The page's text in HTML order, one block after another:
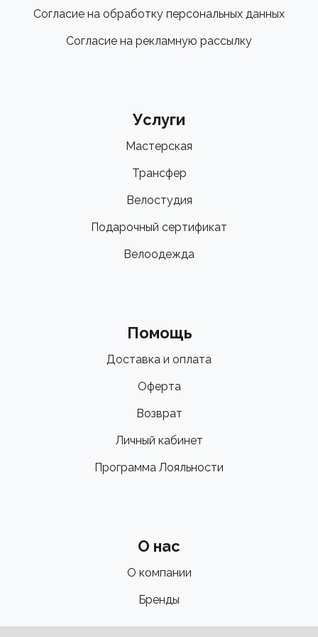
Согласие на обработку персональных данных
Согласие на рекламную рассылку
Услуги
Мастерская
Трансфер
Велостудия
Подарочный сертификат
Велоодежда
Помощь
Доставка и оплата
Оферта
Возврат
Личный кабинет
Программа Лояльности
О нас
О компании
Бренды